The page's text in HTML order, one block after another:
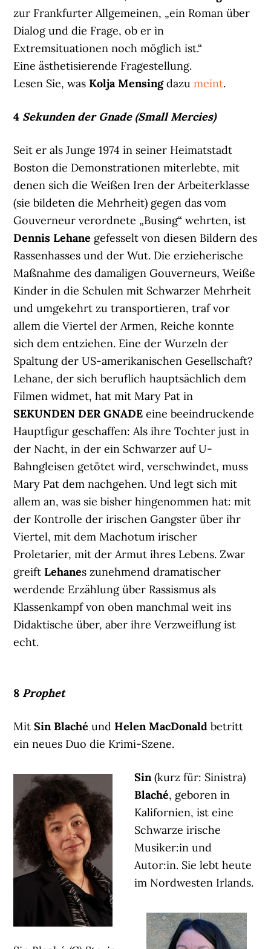
zur Frankfurter Allgemeinen, „ein Roman über
Dialog und die Frage, ob er in
Extremsituationen noch möglich ist.“
Eine ästhetisierende Fragestellung.
Lesen Sie, wasKolja Mensingdazumeint.
4 Sekunden der Gnade (Small Mercies)
Seit er als Junge 1974 in seiner Heimatstadt
Boston die Demonstrationen miterlebte, mit
denen sich die Weißen Iren der Arbeiterklasse
(sie bildeten die Mehrheit) gegen das vom
Gouverneur verordnete „Busing“ wehrten, ist
Dennis Lehane gefesselt von diesen Bildern des
Rassenhasses und der Wut. Die erzieherische
Maßnahme des damaligen Gouverneurs, Weiße
Kinder in die Schulen mit Schwarzer Mehrheit
und umgekehrt zu transportieren, traf vor
allem die Viertel der Armen, Reiche konnte
sich dem entziehen. Eine der Wurzeln der
Spaltung der US-amerikanischen Gesellschaft?
Lehane, der sich beruflich hauptsächlich dem
Filmen widmet, hat mit Mary Pat in
SEKUNDEN DER GNADE eine beeindruckende
Hauptfigur geschaffen: Als ihre Tochter just in
der Nacht, in der ein Schwarzer auf U-
Bahngleisen getötet wird, verschwindet, muss
Mary Pat dem nachgehen. Und legt sich mit
allem an, was sie bisher hingenommen hat: mit
der Kontrolle der irischen Gangster über ihr
Viertel, mit dem Machotum irischer
Proletarier, mit der Armut ihres Lebens. Zwar
greiftLehanes zunehmend dramatischer
werdende Erzählung über Rassismus als
Klassenkampf von oben manchmal weit ins
Didaktische über, aber ihre Verzweiflung ist
echt.
8 Prophet
MitSin Blaché undHelen MacDonald betritt
ein neues Duo die Krimi-Szene.
Sin(kurz für: Sinistra)
Blaché, geboren in
Kalifornien, ist eine
Schwarze irische
Musiker:in und
Autor:in. Sie lebt heute
im Nordwesten Irlands.